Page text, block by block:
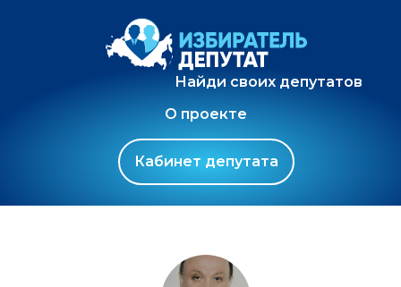
Найди своих депутатов
О проекте
Кабинет депутата